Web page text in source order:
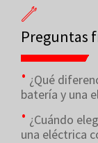
Preguntas
¿Qué
batería y una
¿Cuándo
una eléctrica